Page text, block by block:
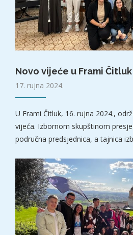
Novo vijeće u Frami Čitluk
17. rujna 2024.
U Frami Čitluk, 16. rujna 2024.,
vijeća. Izbornom skupštinom
područna predsjednica, a tajnica